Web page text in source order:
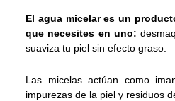
El agua micelar es un
que necesites en uno:
suaviza tu piel sin efecto graso.
Las micelas actúan como
impurezas de la piel y residuos